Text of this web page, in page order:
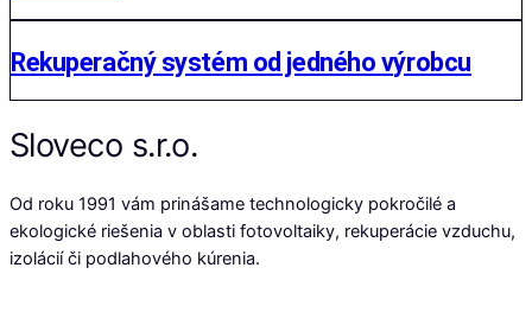
Rekuperačný systém od jedného výrobcu
Sloveco s.r.o.
Od roku 1991 vám prinášame technologicky pokročilé a
ekologické riešenia v oblasti fotovoltaiky, rekuperácie vzduchu,
izolácií či podlahového kúrenia.